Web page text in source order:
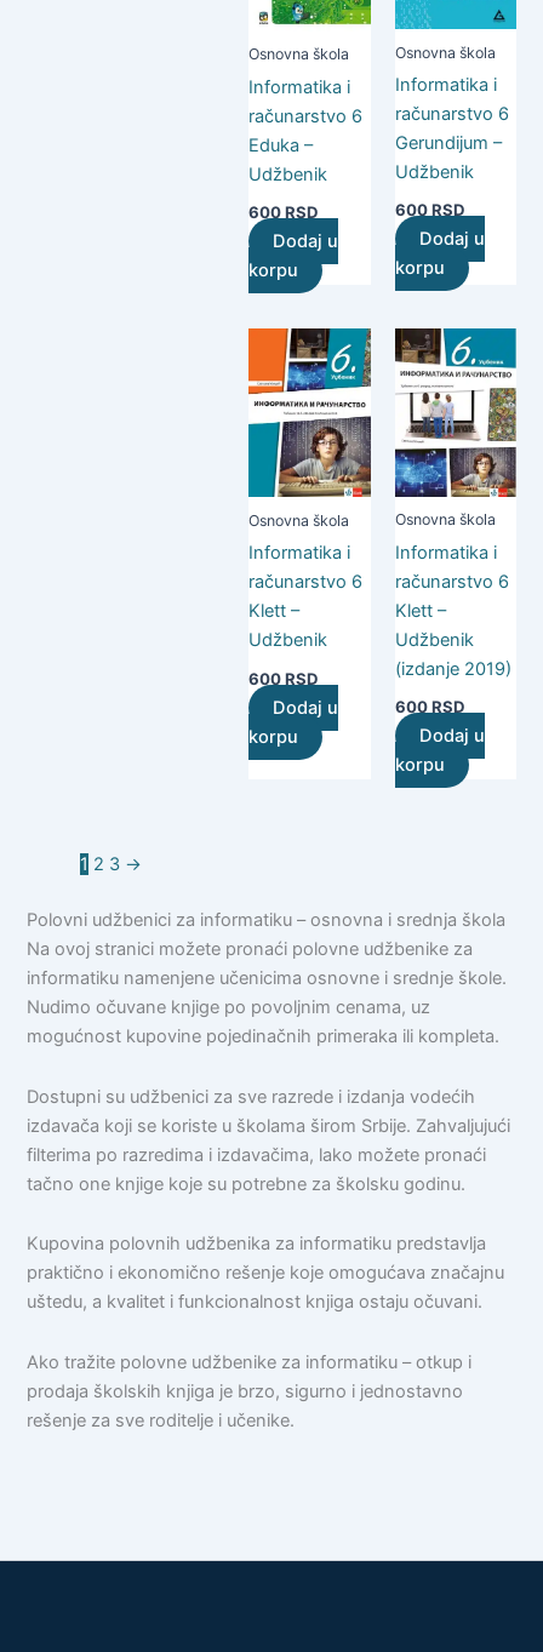
Osnovna škola
Informatika i
računarstvo 6
Eduka –
Udžbenik
600RSD
Dodaj u
korpu
Osnovna škola
Informatika i
računarstvo 6
Gerundijum –
Udžbenik
600RSD
Dodaj u
korpu
Osnovna škola
Informatika i
računarstvo 6
Klett –
Udžbenik
600RSD
Dodaj u
korpu
Osnovna škola
Informatika i
računarstvo 6
Klett –
Udžbenik
(izdanje 2019)
600RSD
Dodaj u
korpu
1 2 3 →
Polovni udžbenici za informatiku – osnovna i srednja škola
Na ovoj stranici možete pronaći polovne udžbenike za
informatiku namenjene učenicima osnovne i srednje škole.
Nudimo očuvane knjige po povoljnim cenama, uz
mogućnost kupovine pojedinačnih primeraka ili kompleta.
Dostupni su udžbenici za sve razrede i izdanja vodećih
izdavača koji se koriste u školama širom Srbije. Zahvaljujući
filterima po razredima i izdavačima, lako možete pronaći
tačno one knjige koje su potrebne za školsku godinu.
Kupovina polovnih udžbenika za informatiku predstavlja
praktično i ekonomično rešenje koje omogućava značajnu
uštedu, a kvalitet i funkcionalnost knjiga ostaju očuvani.
Ako tražite polovne udžbenike za informatiku – otkup i
prodaja školskih knjiga je brzo, sigurno i jednostavno
rešenje za sve roditelje i učenike.